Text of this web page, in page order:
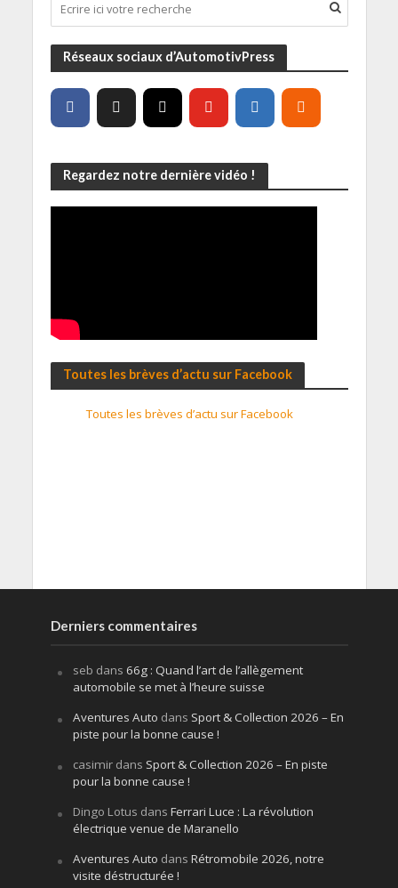
Réseaux sociaux d’AutomotivPress
Regardez notre dernière vidéo !
Toutes les brèves d’actu sur Facebook
Toutes les brèves d’actu sur Facebook
Derniers commentaires
seb dans 66g : Quand l’art de l’allègement
automobile se met à l’heure suisse
Aventures Auto dans Sport & Collection 2026 – En
piste pour la bonne cause !
casimirdans Sport & Collection 2026 – En piste
pour la bonne cause !
Dingo Lotus dans Ferrari Luce : La révolution
électrique venue de Maranello
Aventures Auto dans Rétromobile 2026, notre
visite déstructurée !